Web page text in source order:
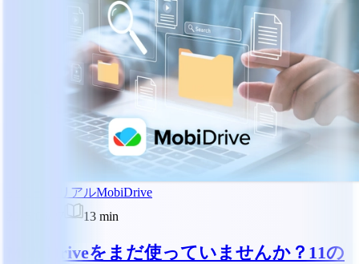
チュートリアルMobiDrive
13 min
MobiDriveをまだ使っていませんか？11の